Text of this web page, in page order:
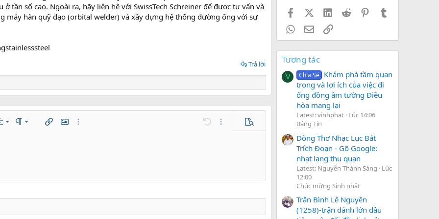
tần số cao. Ngoài ra, hãy liên hệ với SwissTech Schreiner để được tư vấn và
máy hàn quỹ đạo (orbital welder) và xây dựng hệ thống đường ống với sự
Trả lời
Danh sách có thứ tự
lề Paragraph format
3
Chèn liên kết
Chèn hình ảnh
Thêm tùy chọn… Undo Thêm tùy chọn…
Xem trước
FacebookX (Twitter)
LinkedIn
Reddit Pinterest
WhatsApp
EmailLink
Tương tác
V Chia Sẻ Khám phá tầm quan
trọng và lợi ích của việc đi
ống đồng âm tường Điều
hòa mang lại
Latest: vinhphat Lúc 14:06
Bảng Tin
Dòng Thơ Nhạc Lục Bát
Trích Đoạn - Gõ Google:
nhat lang thu quan
Latest: Nguyễn Thành Sáng
Lúc
12:00
Chúc mừng Sinh nhật
Trận Bình Lệ Nguyên
(1258)-trận đánh lớn đầu